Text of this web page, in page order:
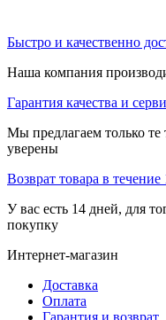
Быстро и качественно
Наша компания
Гарантия качества и
Мы предлагаем только
уверены
Возврат товара в течение
У вас есть 14 дней, для
покупку
Интернет-магазин
Доставка
Оплата